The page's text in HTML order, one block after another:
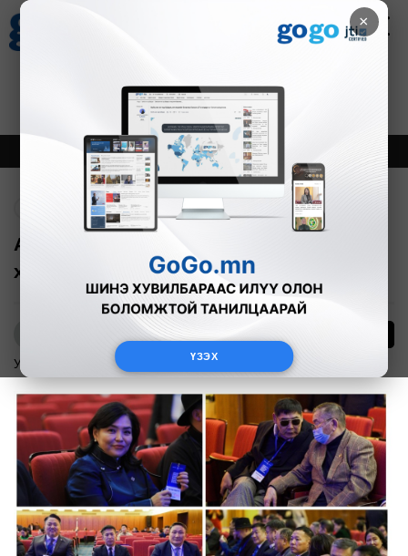
×
ҮЗЭХ
Зурхай
8.06
Онцлох Шинэ
Ардчилсан намын ҮБХ-ны ээлжит
хуралдаан Төрийн ордонд болж байна
Улс төр 2025-11-21